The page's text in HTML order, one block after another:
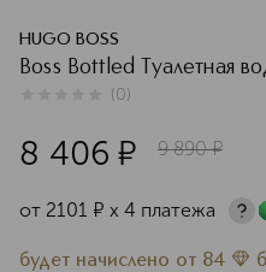
HUGO BOSS
Boss Bottled Туалетная
(0)
8 406 ¤ 9 890 ¤
от 2101 ¤ х 4 платежа
будет начислено от 84